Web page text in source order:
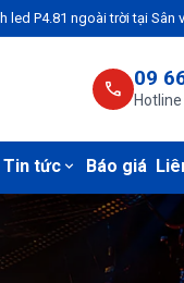
tại Sân vận động TP.Phủ
call 09
Tin tức expand_more Báo giá